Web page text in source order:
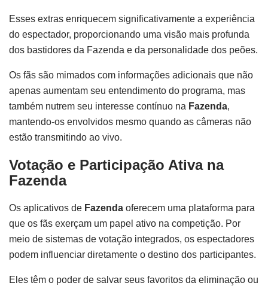
Esses extras enriquecem significativamente a experiência
do espectador, proporcionando uma visão mais profunda
dos bastidores da Fazenda e da personalidade dos peões.
Os fãs são mimados com informações adicionais que não
apenas aumentam seu entendimento do programa, mas
também nutrem seu interesse contínuo na Fazenda,
mantendo-os envolvidos mesmo quando as câmeras não
estão transmitindo ao vivo.
Votação e Participação Ativa na
Fazenda
Os aplicativos de Fazenda oferecem uma plataforma para
que os fãs exerçam um papel ativo na competição. Por
meio de sistemas de votação integrados, os espectadores
podem influenciar diretamente o destino dos participantes.
Eles têm o poder de salvar seus favoritos da eliminação ou